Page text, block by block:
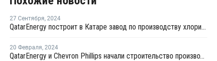
27 Сентября, 2024
QatarEnergy построит в Катаре завод по производству хлористого натрия
20 Февраля, 2024
QatarEnergy и Chevron Phillips начали строительство производсто полимеров в Катаре